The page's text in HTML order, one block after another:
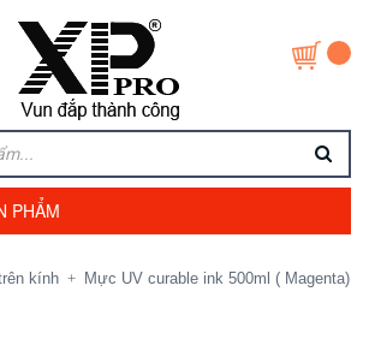
PHẨM
kính + Mực UV curable ink 500ml ( Magenta)